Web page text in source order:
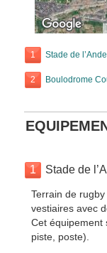
1 Stade de
2 Boulodrome
1 Stade de
Terrain de
vestiaires avec
Cet équipement
piste, poste).